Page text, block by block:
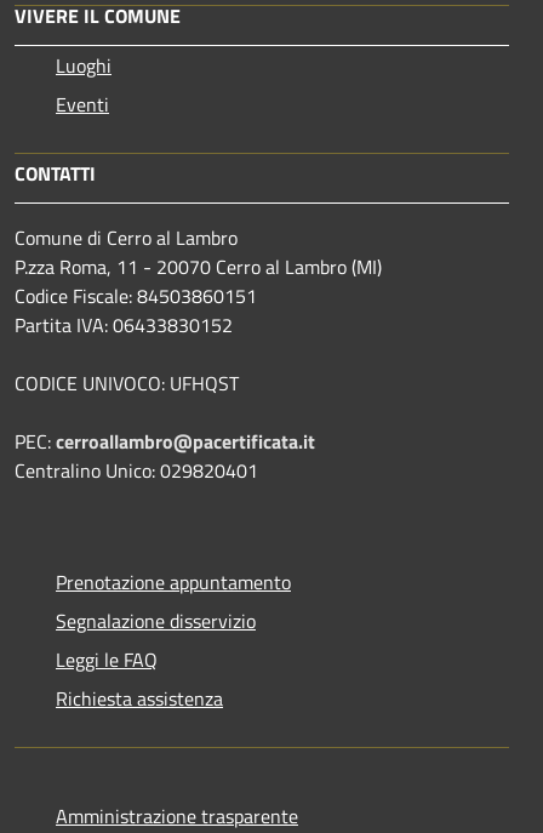
VIVERE IL COMUNE
Luoghi
Eventi
CONTATTI
Comune di Cerro al Lambro
P.zza Roma, 11 - 20070 Cerro al Lambro (MI)
Codice Fiscale: 84503860151
Partita IVA: 06433830152
CODICE UNIVOCO: UFHQST
PEC:cerroallambro@pacertificata.it
Centralino Unico: 029820401
Prenotazione appuntamento
Segnalazione disservizio
Leggi le FAQ
Richiesta assistenza
Amministrazione trasparente